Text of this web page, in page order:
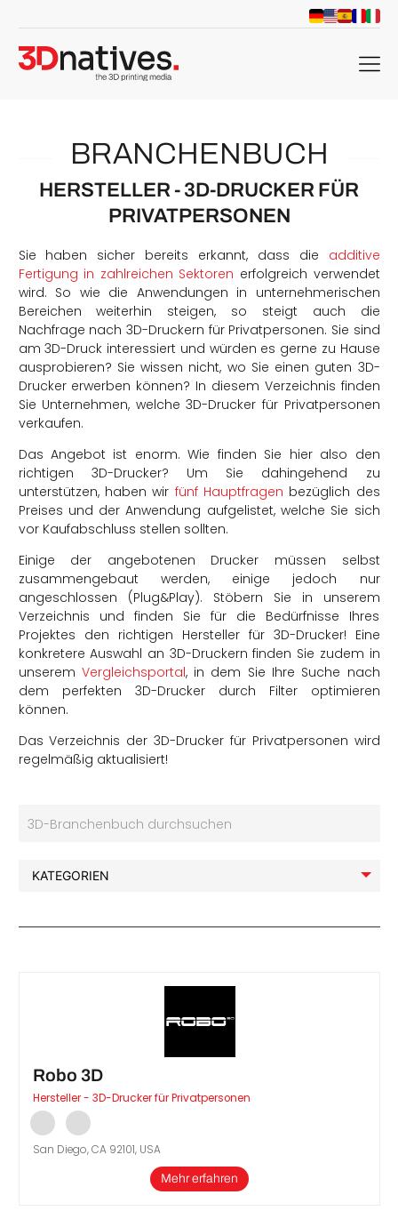
menu
BRANCHENBUCH
HERSTELLER - 3D-DRUCKER FÜR
PRIVATPERSONEN
Sie haben sicher bereits erkannt, dass die additive
Fertigung in zahlreichen Sektoren erfolgreich verwendet
wird. So wie die Anwendungen in unternehmerischen
Bereichen weiterhin steigen, so steigt auch die
Nachfrage nach 3D-Druckern für Privatpersonen. Sie sind
am 3D-Druck interessiert und würden es gerne zu Hause
ausprobieren? Sie wissen nicht, wo Sie einen guten 3D-
Drucker erwerben können? In diesem Verzeichnis finden
Sie Unternehmen, welche 3D-Drucker für Privatpersonen
verkaufen.
Das Angebot ist enorm. Wie finden Sie hier also den
richtigen 3D-Drucker? Um Sie dahingehend zu
unterstützen, haben wir fünf Hauptfragen bezüglich des
Preises und der Anwendung aufgelistet, welche Sie sich
vor Kaufabschluss stellen sollten.
Einige der angebotenen Drucker müssen selbst
zusammengebaut werden, einige jedoch nur
angeschlossen (Plug&Play). Stöbern Sie in unserem
Verzeichnis und finden Sie für die Bedürfnisse Ihres
Projektes den richtigen Hersteller für 3D-Drucker! Eine
konkretere Auswahl an 3D-Druckern finden Sie zudem in
unserem Vergleichsportal, in dem Sie Ihre Suche nach
dem perfekten 3D-Drucker durch Filter optimieren
können.
Das Verzeichnis der 3D-Drucker für Privatpersonen wird
regelmäßig aktualisiert!
3D-Branchenbuch durchsuchen
Robo 3D
Hersteller - 3D-Drucker für Privatpersonen
San Diego, CA 92101, USA
Mehr erfahren